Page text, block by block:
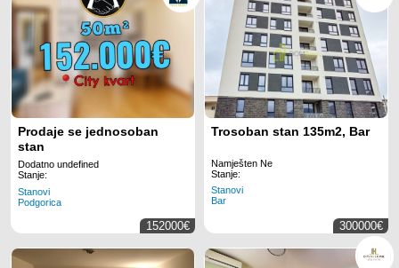
Prodaje se jednosoban
stan
Dodatno undefined
Stanje:
Stanovi
Podgorica
152000€
Trosoban stan 135m2, Bar
Namješten Ne
Stanje:
Stanovi
Bar
300000€